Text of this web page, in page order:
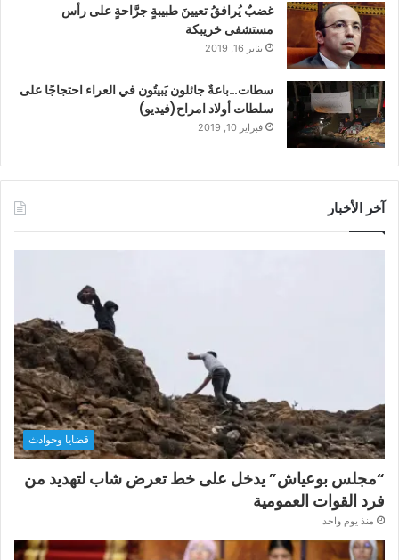
غضبٌ يُرافقُ تعيينَ طبيبةٍ جرَّاحةٍ على رأس
مستشفى خريبكة
يناير 16, 2019
سطات…باعةٌ جائلون يَبيتُون في العراء احتجاجًا على
سلطات أولاد امراح(فيديو)
فبراير 10, 2019
آخر الأخبار
قضايا وحوادث
“مجلس بوعياش” يدخل على خط تعرض شاب لتهديد من
فرد القوات العمومية
منذ يوم واحد